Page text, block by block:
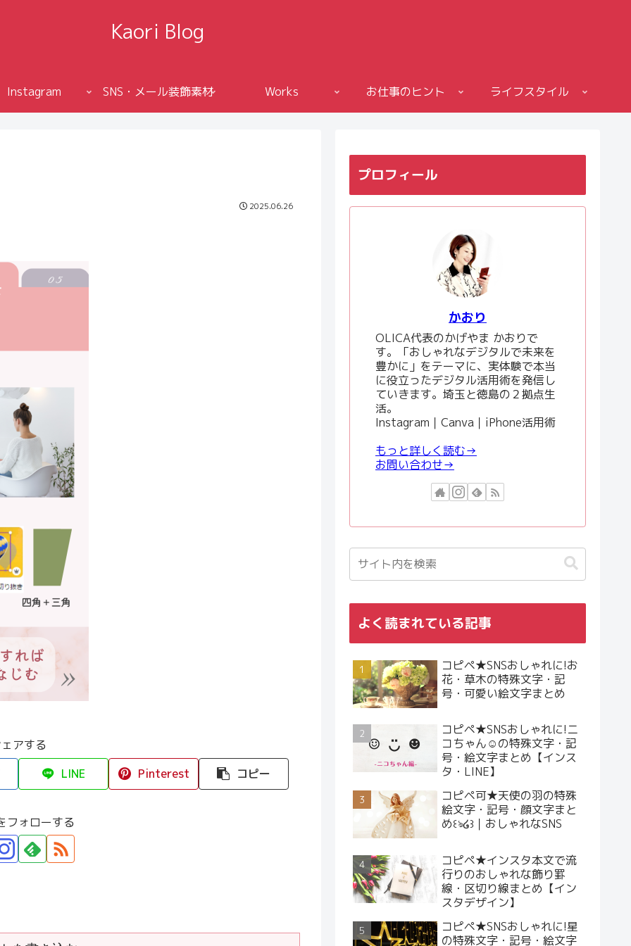
Kaori Blog
Instagram SNS・メール装飾素材 Works お仕事のヒント ライフスタイル
2025.06.26
アする
LINE
Pinterest コピー
フォローする
プロフィール
かおり
OLICA代表のかげやま かおりで
す。「おしゃれなデジタルで未来を
豊かに」をテーマに、実体験で本当
に役立ったデジタル活用術を発信し
ていきます。埼玉と徳島の２拠点生
活。
Instagram｜Canva｜iPhone活用術
もっと詳しく読む→
お問い合わせ→
よく読まれている記事
コピペ★SNSおしゃれに!お
花・草木の特殊文字・記
号・可愛い絵文字まとめ
コピペ★SNSおしゃれに!ニ
コちゃん☺︎の特殊文字・記
号・絵文字まとめ【インス
タ・LINE】
コピペ可★天使の羽の特殊
絵文字・記号・顔文字まと
め꒰ঌ໒꒱｜おしゃれなSNS
コピペ★インスタ本文で流
行りのおしゃれな飾り罫
線・区切り線まとめ【イン
スタデザイン】
コピペ★SNSおしゃれに!星
の特殊文字・記号・絵文字